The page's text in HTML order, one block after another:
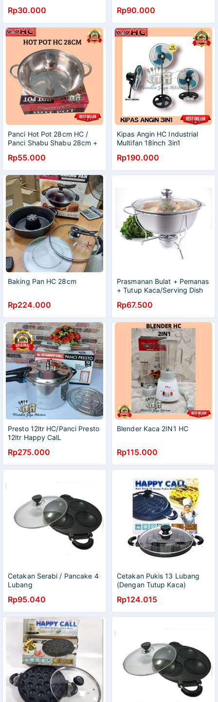
Rp30.000 Rp90.000
Panci Hot Pot 28cm HC /
Panci Shabu Shabu 28cm +
Rp55.000
Kipas Angin HC Industrial
Multifan 18inch 3in1
Rp190.000
Baking Pan HC 28cm
Rp224.000
Prasmanan Bulat + Pemanas
+ Tutup Kaca/Serving Dish
Rp67.500
Presto 12ltr HC/Panci Presto
12ltr Happy CalL
Rp275.000
Blender Kaca 2IN1 HC
Rp115.000
Cetakan Serabi / Pancake 4
Lubang
Rp95.040
Cetakan Pukis 13 Lubang
(Dengan Tutup Kaca)
Rp124.015